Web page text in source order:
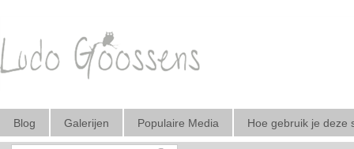
Blog Galerijen Populaire Media Hoe gebruik je deze